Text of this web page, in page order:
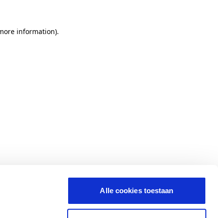
Alle cookies toestaan
information).